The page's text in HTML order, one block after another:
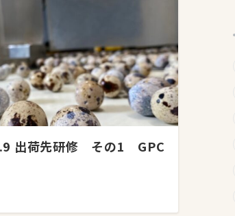
出荷先研修 その1 GPC